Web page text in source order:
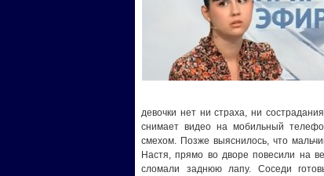
девочки нет ни страха, ни
снимает видео на мобильный
смехом. Позже выяснилось, что
Настя, прямо во дворе повесили на
сломали заднюю лапу. Соседи